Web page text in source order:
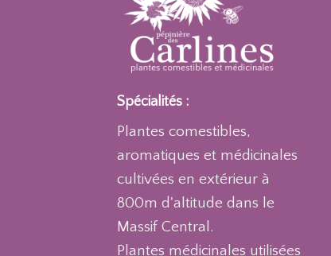
Spécialités :
Plantes comestibles,
aromatiques et médicinales
cultivées en extérieur à
800m d'altitude dans le
Massif Central.
Plantes médicinales utilisées